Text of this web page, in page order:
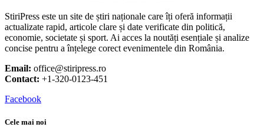
StiriPress este un site de știri naționale care îți oferă informații
actualizate rapid, articole clare și date verificate din politică,
economie, societate și sport. Ai acces la noutăți esențiale și analize
concise pentru a înțelege corect evenimentele din România.
Email: office@stiripress.ro
Contact: +1-320-0123-451
Facebook
Cele mai noi